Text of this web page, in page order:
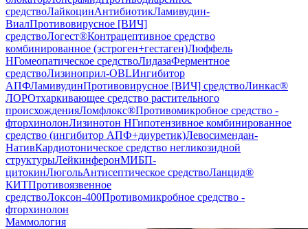
средствоЛайкоцинАнтибиотикЛамивудин-
ВиалПротивовирусное [ВИЧ]
средствоЛогест®Контрацептивное средство
комбинированное (эстроген+гестаген)Люффель
НГомеопатическое средствоЛидазаФерментное
средствоЛизиноприл-OBLИнгибитор
АПФЛамивудинПротивовирусное [ВИЧ] средствоЛинкас®
ЛОРОтхаркивающее средство растительного
происхожденияЛомфлокс®Противомикробное средство -
фторхинолонЛизинотон НГипотензивное комбинированное
средство (ингибитор АПФ+диуретик)Левосимендан-
НативКардиотоническое средство негликозидной
структурыЛейкинферонМИБП-
цитокинЛюгольАнтисептическое средствоЛанцид®
КИТПротивоязвенное
средствоЛоксон-400Противомикробное средство -
фторхинолон
Маммология